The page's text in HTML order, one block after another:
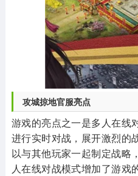
攻城掠地官服亮点
游戏的亮点之一是多人在线
进行实时对战，展开激烈的
以与其他玩家一起制定战略
人在线对战模式增加了游戏